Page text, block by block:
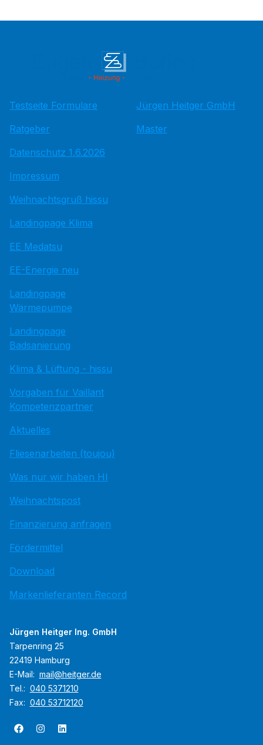
Testseite Formulare
Ratgeber
Datenschutz 1.6.2026
Impressum
Weihnachtsgruß hissu
Landingpage Klima
EE Medatsu
EE-Energie neu
Landingpage
Wärmepumpe
Landingpage
Badsanierung
Klima & Lüftung - hissu
Vorgaben für Vaillant
Kompetenzpartner
Aktuelles
Fliesenarbeiten (toujou)
Was nur wir haben HI
Weihnachtspost
Finanzierung anfragen
Fördermittel
Download
Markenlieferanten Record
Jürgen Heitger GmbH
Master
Jürgen Heitger Ing. GmbH
Tarpenring 25
22419 Hamburg
E-Mail: mail@heitger.de
Tel.: 040 5371210
Fax: 040 53712120